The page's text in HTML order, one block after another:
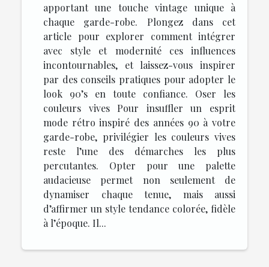
apportant une touche vintage unique à
chaque garde-robe. Plongez dans cet
article pour explorer comment intégrer
avec style et modernité ces influences
incontournables, et laissez-vous inspirer
par des conseils pratiques pour adopter le
look 90’s en toute confiance. Oser les
couleurs vives Pour insuffler un esprit
mode rétro inspiré des années 90 à votre
garde-robe, privilégier les couleurs vives
reste l’une des démarches les plus
percutantes. Opter pour une palette
audacieuse permet non seulement de
dynamiser chaque tenue, mais aussi
d’affirmer un style tendance colorée, fidèle
à l’époque. Il...